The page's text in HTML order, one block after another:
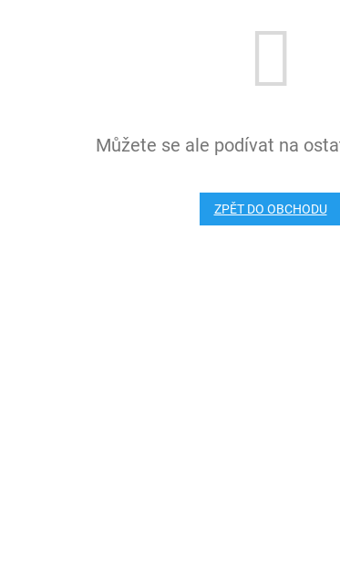
Můžete se ale podívat na
ZPĚT DO OBCHODU